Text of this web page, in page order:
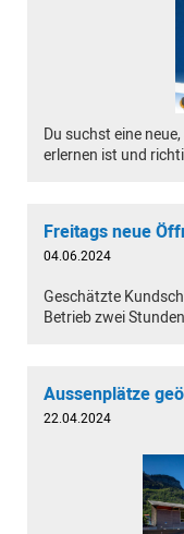
Du suchst eine
erlernen ist und
Freitags neue
04.06.2024
Geschätzte
Betrieb zwei
Aussenplätze
22.04.2024